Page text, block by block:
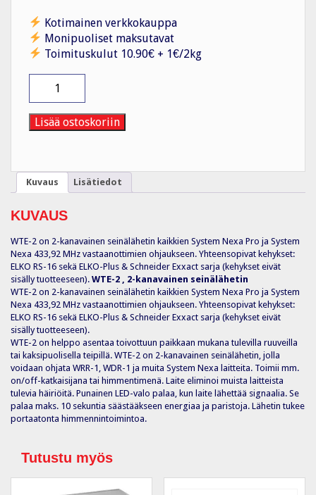
Kotimainen verkkokauppa
Monipuoliset maksutavat
Toimituskulut 10.90€ + 1€/2kg
2
määrä
Lisää ostoskoriin
Kuvaus Lisätiedot
KUVAUS
WTE-2 on 2-kanavainen seinälähetin kaikkien System Nexa Pro ja System
Nexa 433,92 MHz vastaanottimien ohjaukseen. Yhteensopivat kehykset:
ELKO RS-16 sekä ELKO-Plus & Schneider Exxact sarja (kehykset eivät
sisälly tuotteeseen). WTE-2 , 2-kanavainen seinälähetin
WTE-2 on 2-kanavainen seinälähetin kaikkien System Nexa Pro ja System
Nexa 433,92 MHz vastaanottimien ohjaukseen. Yhteensopivat kehykset:
ELKO RS-16 sekä ELKO-Plus & Schneider Exxact sarja (kehykset eivät
sisälly tuotteeseen).
WTE-2 on helppo asentaa toivottuun paikkaan mukana tulevilla ruuveilla
tai kaksipuolisella teipillä. WTE-2 on 2-kanavainen seinälähetin, jolla
voidaan ohjata WRR-1, WDR-1 ja muita System Nexa laitteita. Toimii mm.
on/off-katkaisijana tai himmentimenä. Laite eliminoi muista laitteista
tulevia häiriöitä. Punainen LED-valo palaa, kun laite lähettää signaalia. Se
palaa maks. 10 sekuntia säästääkseen energiaa ja paristoja. Lähetin tukee
portaatonta himmennintoimintoa.
Tutustu myös